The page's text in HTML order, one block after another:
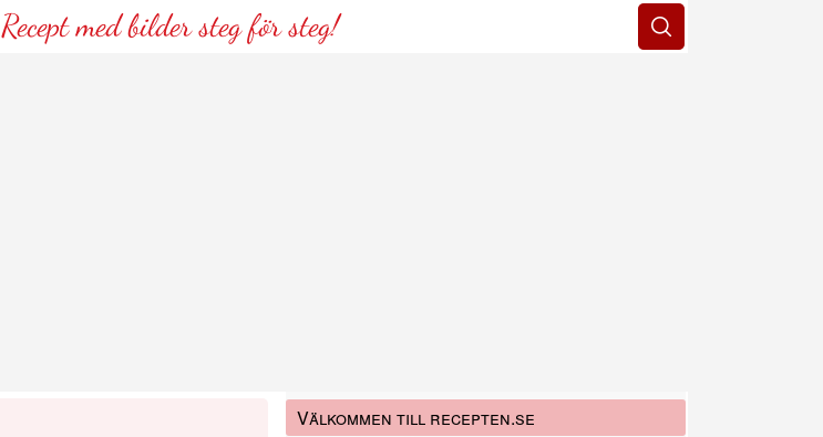
Recept med bilder steg för steg!
Välkommen till recepten.se